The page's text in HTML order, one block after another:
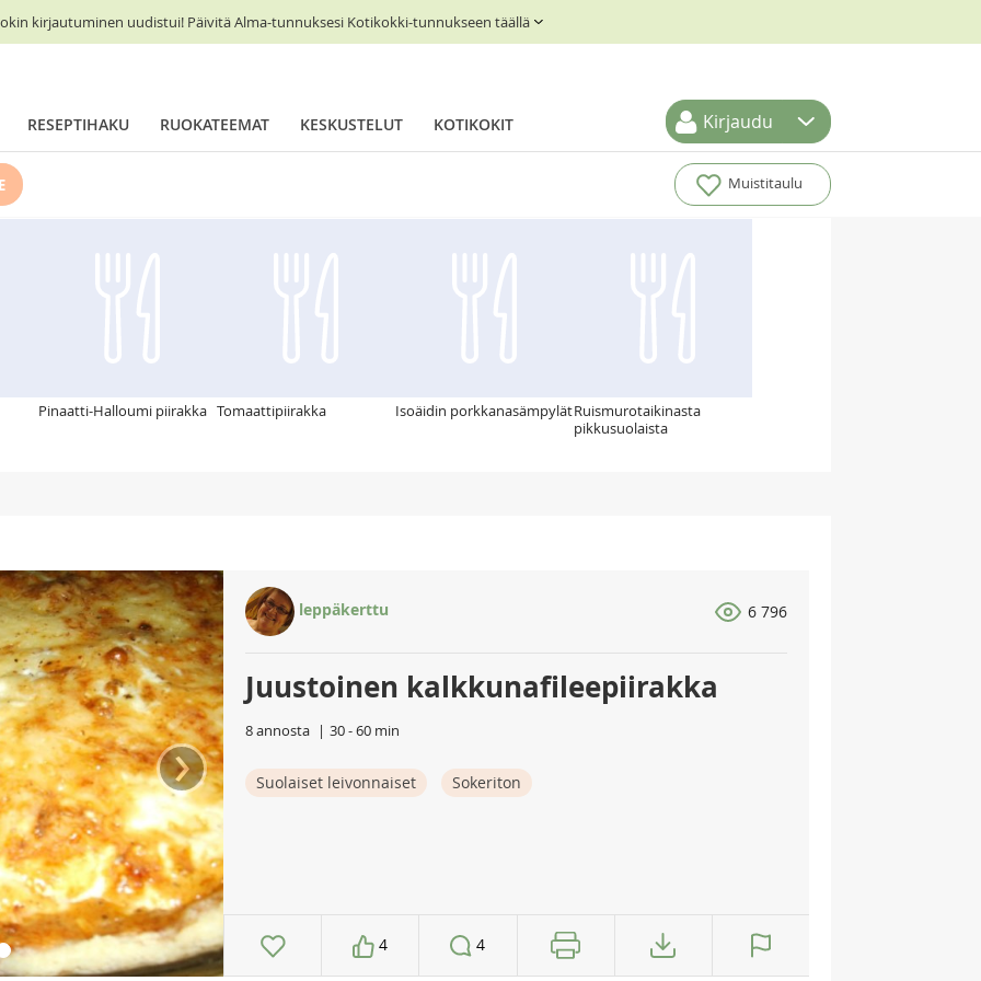
kirjautuminen uudistui! Päivitä Alma-tunnuksesi Kotikokki-tunnukseen täällä
RESEPTIHAKU RUOKATEEMAT KESKUSTELUT KOTIKOKIT Kirjaudu
Muistitaulu
Pinaatti-Halloumi piirakka Tomaattipiirakka Isoäidin porkkanasämpylätRuismurotaikinasta
pikkusuolaista
›
leppäkerttu 6 796
Juustoinen kalkkunafileepiirakka
8 annosta 30 - 60 min
Suolaiset leivonnaiset Sokeriton
4 4